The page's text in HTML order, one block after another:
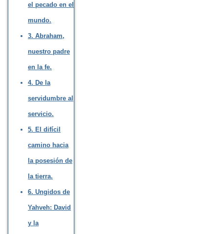
el pecado en el
mundo.
3. Abraham,
nuestro padre
en la fe.
4. De la
servidumbre al
servicio.
5. El difícil
camino hacia
la posesión de
la tierra.
6. Ungidos de
Yahveh: David
y la